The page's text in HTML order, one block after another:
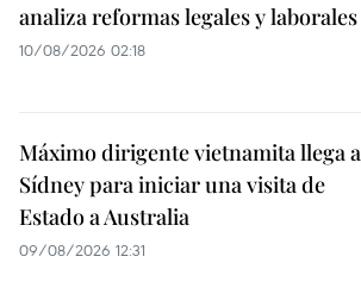
analiza reformas legales y laborales
10/08/2026 02:18
Máximo dirigente vietnamita llega a
Sídney para iniciar una visita de
Estado a Australia
09/08/2026 12:31